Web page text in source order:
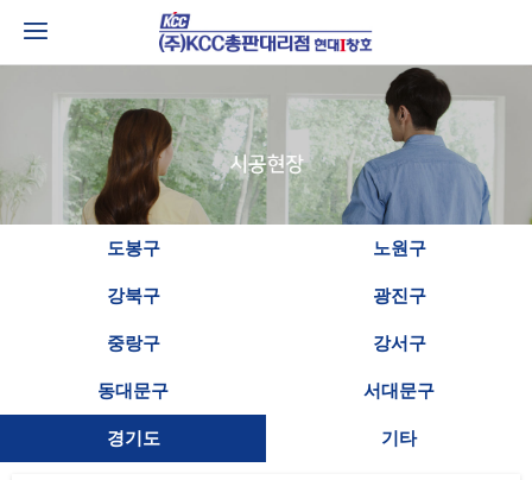
도봉구 노원구
강북구 광진구
중랑구 강서구
동대문구 서대문구
경기도 기타